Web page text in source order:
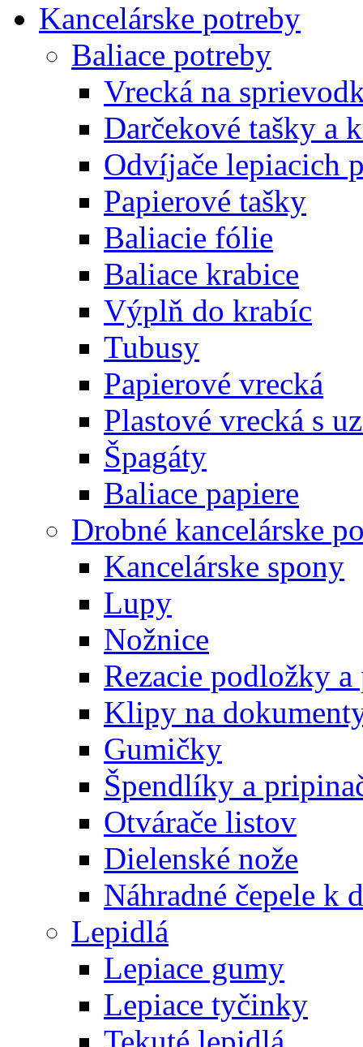
Kancelárske potreby
Baliace potreby
Vrecká na
Darčekové tašky a
Odvíjače lepiacich
Papierové tašky
Baliacie fólie
Baliace krabice
Výplň do krabíc
Tubusy
Papierové vrecká
Plastové vrecká s
Špagáty
Baliace papiere
Drobné kancelárske
Kancelárske spony
Lupy
Nožnice
Rezacie podložky
Klipy na
Gumičky
Špendlíky a
Otvárače listov
Dielenské nože
Náhradné čepele k
Lepidlá
Lepiace gumy
Lepiace tyčinky